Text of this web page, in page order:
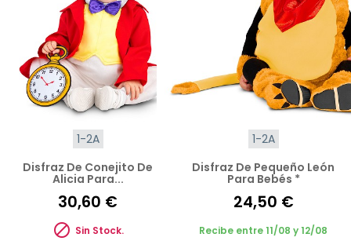
1-2A
Disfraz De Conejito De
Alicia Para...
30,60 €
 Sin Stock.
1-2A
Disfraz De Pequeño León
Para Bebés *
24,50 €
Recibe entre 11/08 y 12/08